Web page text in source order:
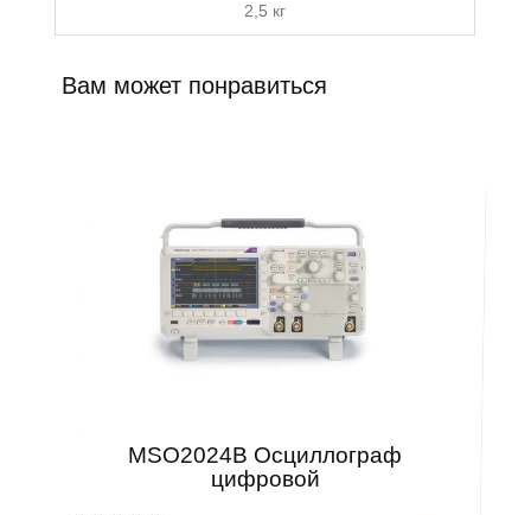
2,5 кг
Вам может понравиться
MSO2024B Осциллограф
цифровой